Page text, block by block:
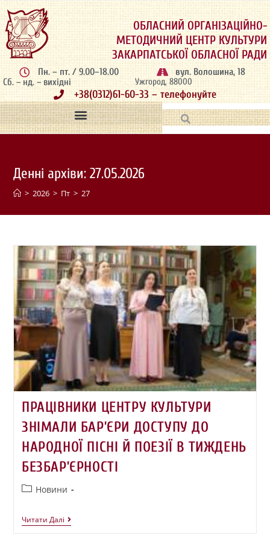
ОБЛАСНИЙ ОРГАНІЗАЦІЙНО-
МЕТОДИЧНИЙ ЦЕНТР КУЛЬТУРИ
ЗАКАРПАТСЬКОЇ ОБЛАСНОЇ РАДИ
Пн. – пт. / 9.00–18.00
Сб. – нд. – вихідні
вул. Волошина, 18
Ужгород, 88000
+38(0312)61-60-33 – телефонуйте
Денні архіви: 27.05.2026
> 2026 > Пт > 27
ПРАЦІВНИКИ ЦЕНТРУ КУЛЬТУРИ
ЗНІМАЛИ БАР’ЄРИ ДОСТУПУ ДО
НАРОДНОЇ ПІСНІ Й ПОЕЗІЇ В ТИЖДЕНЬ
БЕЗБАР’ЄРНОСТІ
Новини
Читати Далі